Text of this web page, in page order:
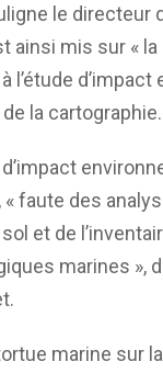
le directeur
ainsi mis sur «
l’étude
la cartographie.
« faute des
et de
marines »,
marine sur